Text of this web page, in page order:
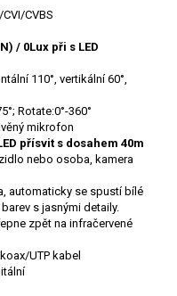
CVBS
/ 0Lux při s LED
110°, vertikální 60°,
Rotate:0°-360°
mikrofon
přísvit s dosahem 40m
nebo osoba, kamera
automaticky se spustí bílé
s jasnými detaily.
zpět na infračervené
UTP kabel